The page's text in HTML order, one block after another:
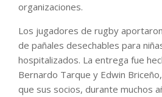
organizaciones.
Los jugadores de rugby
de pañales desechables para
hospitalizados. La entrega fue
Bernardo Tarque y Edwin
que sus socios, durante muchos